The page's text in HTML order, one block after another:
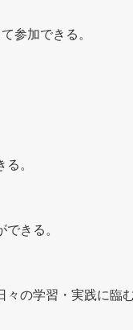
参加できる。
。
きる。
々の学習・実践に臨